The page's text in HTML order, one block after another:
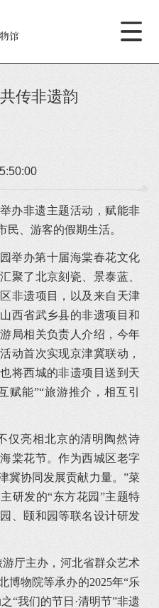
馆
传非遗韵
办非遗主题活动，赋能非
、游客的假期生活。
举办第十届海棠春花文化
聚了北京刻瓷、景泰蓝、
非遗项目，以及来自天津
西省武乡县的非遗项目和
局相关负责人介绍，今年
动首次实现京津冀联动，
将西城的非遗项目送到天
赋能”“旅游推介，相互引
仅亮相北京的清明陶然诗
棠花节。作为西城区老字
冀协同发展贡献力量。”菜
研发的“东方花园”主题特
、颐和园等联名设计研发
厅主办，河北省群众艺术
博物院等承办的2025年“乐
“我们的节日·清明节”非遗